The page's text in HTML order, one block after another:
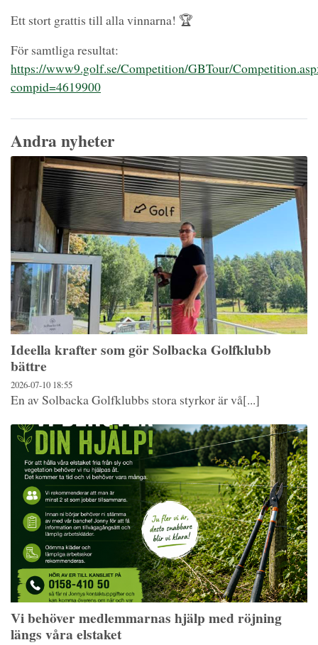
Ett stort grattis till alla vinnarna! 🏆
För samtliga resultat:
https://www9.golf.se/Competition/GBTour/
compid=4619900
Andra nyheter
Ideella krafter som gör Solbacka Golfklubb
bättre
2026-07-10 18:55
En av Solbacka Golfklubbs stora styrkor är vå[...]
Vi behöver medlemmarnas hjälp med röjning
längs våra elstaket